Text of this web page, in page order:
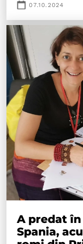
07.10.2024
A predat
Spania,